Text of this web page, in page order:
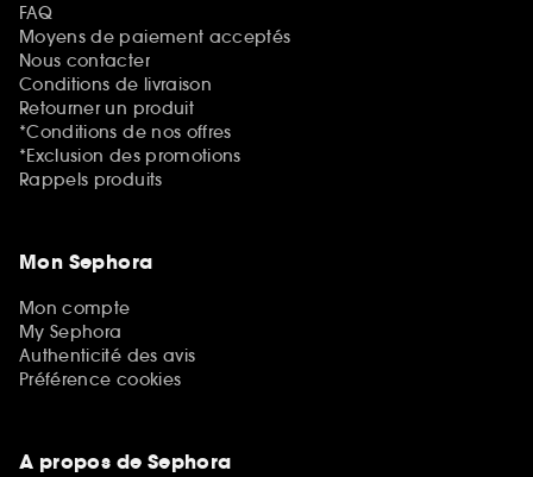
FAQ
Moyens de paiement acceptés
Nous contacter
Conditions de livraison
Retourner un produit
*Conditions de nos offres
*Exclusion des promotions
Rappels produits
Mon Sephora
Mon compte
My Sephora
Authenticité des avis
Préférence cookies
A propos de Sephora